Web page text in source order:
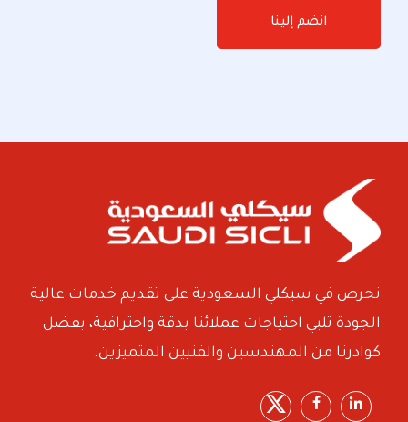
انضم إلينا
نحرص في سيكلي السعودية على تقديم خدمات عالية
الجودة تلبي احتياجات عملائنا بدقة واحترافية، بفضل
كوادرنا من المهندسين والفنيين المتميزين.